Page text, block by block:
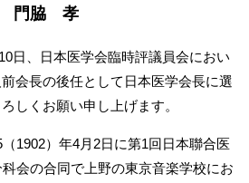
門脇 孝
日、日本医学会臨時評議員会におい
会長の後任として日本医学会長に選
しくお願い申し上げます。
1902）年4月2日に第1回日本聯合医
会の合同で上野の東京音楽学校にお